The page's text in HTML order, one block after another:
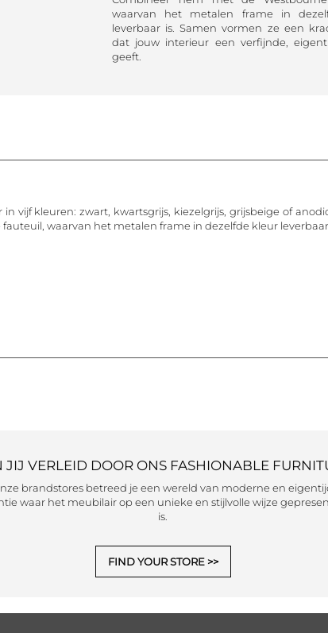
waarvan het metalen frame in
leverbaar is. Samen vormen ze een
dat jouw interieur een verfijnde,
geeft.
vijf kleuren: zwart, kwartsgrijs, kiezelgrijs, grijsbeige of
waarvan het metalen frame in dezelfde kleur leverbaar
JIJ VERLEID DOOR ONS FASHIONABLE
brandstores betreed je een wereld van moderne en
waar het meubilair op een unieke en stijlvolle wijze
is.
FIND YOUR STORE